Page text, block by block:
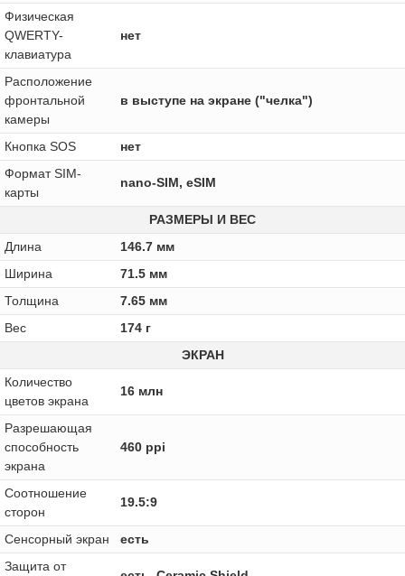
Физическая
QWERTY-
клавиатура
нет
Расположение
фронтальной
камеры
в выступе на экране ("челка")
Кнопка SOS
нет
Формат SIM-
карты
nano-SIM, eSIM
РАЗМЕРЫ И ВЕС
Длина
146.7 мм
Ширина
71.5 мм
Толщина
7.65 мм
Вес
174 г
ЭКРАН
Количество
цветов экрана
16 млн
Разрешающая
способность
экрана
460 ppi
Соотношение
сторон
19.5:9
Сенсорный экран
есть
Защита от